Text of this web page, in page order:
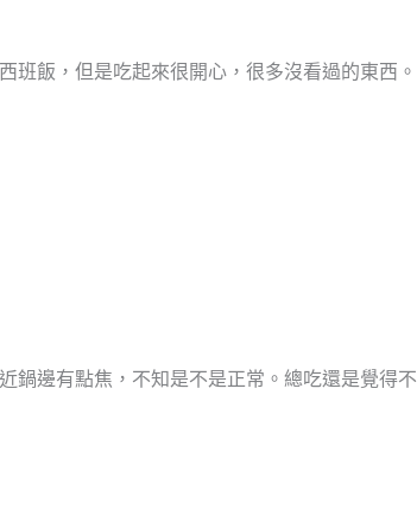
班飯，但是吃起來很開心，很多沒看過的東西。
鍋邊有點焦，不知是不是正常。總吃還是覺得不